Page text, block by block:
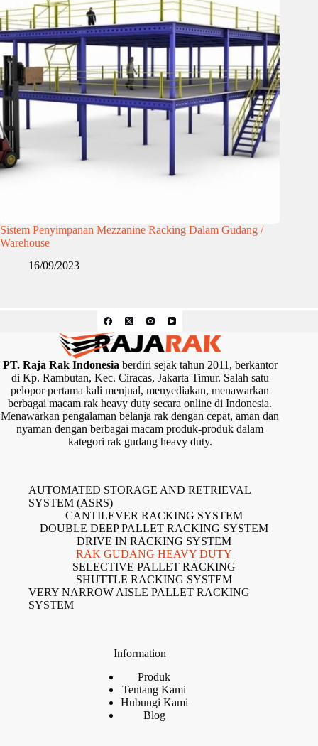
Sistem Penyimpanan Mezzanine Racking Dalam Gudang /
Warehouse
16/09/2023
PT. Raja Rak Indonesiaberdiri sejak tahun 2011, berkantor
di Kp. Rambutan, Kec. Ciracas, Jakarta Timur. Salah satu
pelopor pertama kali menjual, menyediakan, menawarkan
berbagai macam rak heavy duty secara online di Indonesia.
Menawarkan pengalaman belanja rak dengan cepat, aman dan
nyaman dengan berbagai macam produk-produk dalam
kategori rak gudang heavy duty.
AUTOMATED STORAGE AND RETRIEVAL
SYSTEM (ASRS)
CANTILEVER RACKING SYSTEM
DOUBLE DEEP PALLET RACKING SYSTEM
DRIVE IN RACKING SYSTEM
RAK GUDANG HEAVY DUTY
SELECTIVE PALLET RACKING
SHUTTLE RACKING SYSTEM
VERY NARROW AISLE PALLET RACKING
SYSTEM
Information
Produk
Tentang Kami
Hubungi Kami
Blog